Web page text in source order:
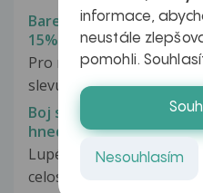
Barevnější školní rok.
15% slevou
Pro rodiče i filmové
slevu na aktovky a
Boj s lupénkou? Pomoc
hned!
Lupénka je chronické
celosvětově postihuje
informace,
neustále
pomohli.
Nesouhlasím